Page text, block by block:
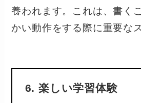
養われます。これは、書く
かい動作をする際に重要な
6. 楽しい学習体験